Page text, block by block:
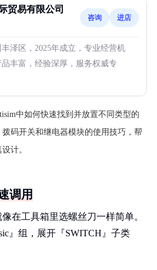
贸易有限公司
咨询 进店
泽区，2025年成立，专业经营机
丰富，经验深厚，服务权威专
中如何快速找到并放置不同类型的
码开关和继电器模块的使用技巧，帮
计。
调用
在工具箱里选螺丝刀一样简单。
』组，展开『SWITCH』子类